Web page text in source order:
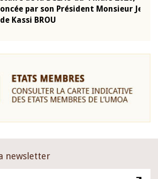
son Président Monsieur Jean-
BROU
newsletter